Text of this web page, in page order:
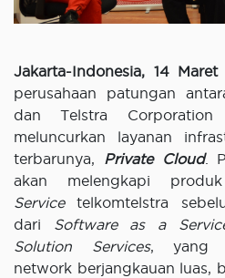
Jakarta-Indonesia, 14 Maret
perusahaan patungan
dan Telstra
meluncurkan layanan
terbarunya, Private Cloud.
akan melengkapi
Servicetelkomtelstra
dari Software as a
Solution Services, yang
network berjangkauan luas,